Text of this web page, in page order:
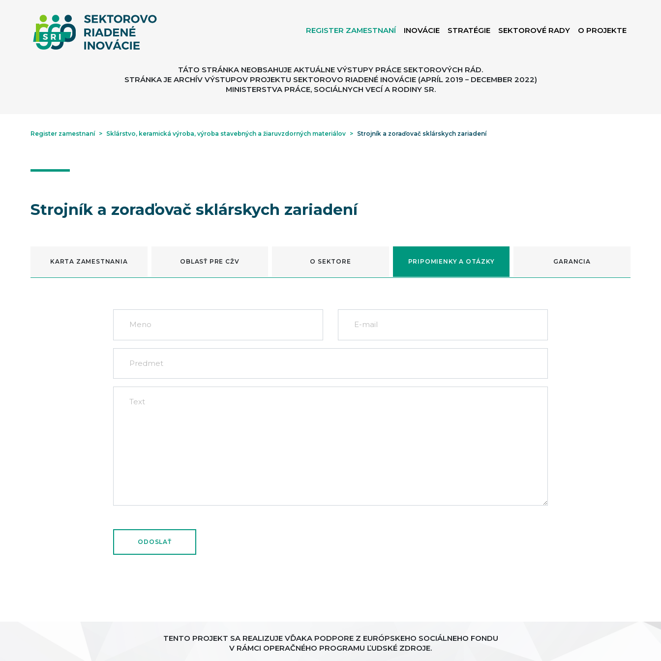
REGISTER ZAMESTNANÍ INOVÁCIE STRATÉGIE SEKTOROVÉ RADY O PROJEKTE
TÁTO STRÁNKA NEOBSAHUJE AKTUÁLNE VÝSTUPY PRÁCE SEKTOROVÝCH RÁD.
STRÁNKA JE ARCHÍV VÝSTUPOV PROJEKTU SEKTOROVO RIADENÉ INOVÁCIE (APRÍL 2019 – DECEMBER 2022)
MINISTERSTVA PRÁCE, SOCIÁLNYCH VECÍ A RODINY SR.
Register zamestnaní > Sklárstvo, keramická výroba, výroba stavebných a žiaruvzdorných materiálov > Strojník a zoraďovač sklárskych zariadení
Strojník a zoraďovač sklárskych zariadení
KARTA ZAMESTNANIA OBLASŤ PRE CŽV O SEKTORE PRIPOMIENKY A OTÁZKY GARANCIA
TENTO PROJEKT SA REALIZUJE VĎAKA PODPORE Z EURÓPSKEHO SOCIÁLNEHO FONDU
V RÁMCI OPERAČNÉHO PROGRAMU ĽUDSKÉ ZDROJE.